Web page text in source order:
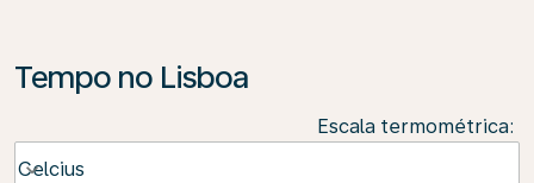
Tempo no Lisboa
Escala termométrica:
Celcius
keyboard_arrow_down